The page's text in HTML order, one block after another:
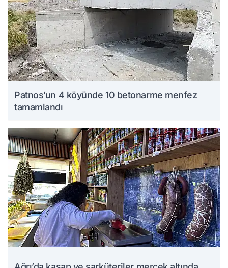
Patnos’un 4 köyünde 10 betonarme menfez
tamamlandı